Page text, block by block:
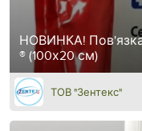
НОВИНКА! Пов'язка
® (100х20 см)
ТОВ "Зентекс"